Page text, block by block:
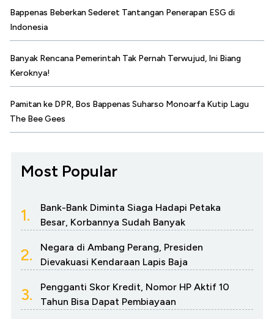
Bappenas Beberkan Sederet Tantangan Penerapan ESG di
Indonesia
Banyak Rencana Pemerintah Tak Pernah Terwujud, Ini Biang
Keroknya!
Pamitan ke DPR, Bos Bappenas Suharso Monoarfa Kutip Lagu
The Bee Gees
Most Popular
1.
Bank-Bank Diminta Siaga Hadapi Petaka
Besar, Korbannya Sudah Banyak
2.
Negara di Ambang Perang, Presiden
Dievakuasi Kendaraan Lapis Baja
3.
Pengganti Skor Kredit, Nomor HP Aktif 10
Tahun Bisa Dapat Pembiayaan